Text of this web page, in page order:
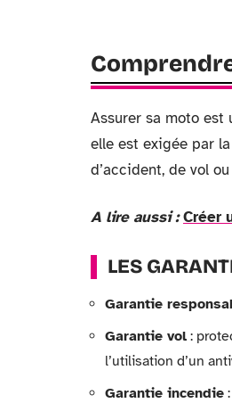
Assurer sa moto est
elle est exigée par
d’accident, de vol
A lire aussi : Créer
LES
Garantie
Garantie vol :
l’utilisation d’un
Garantie incendie